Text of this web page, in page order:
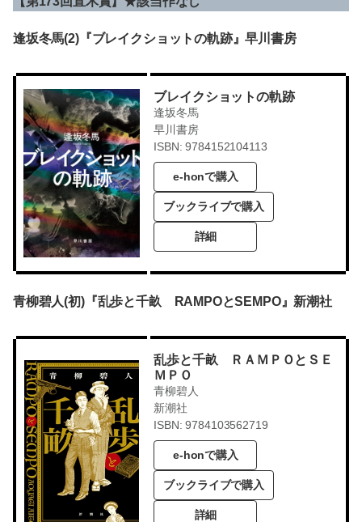
逢坂冬馬(2)『ブレイクショットの軌跡』早川書房
ブレイクショットの軌跡
逢坂冬馬
早川書房
ISBN: 9784152104113
e-honで購入
ブックライブで購入
詳細
青柳碧人(初)『乱歩と千畝 RAMPOとSEMPO』新潮社
乱歩と千畝 ＲＡＭＰＯとＳＥ
ＭＰＯ
青柳碧人
新潮社
ISBN: 9784103562719
e-honで購入
ブックライブで購入
詳細